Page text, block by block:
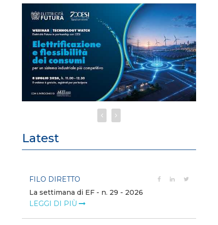
Latest
FILO DIRETTO
La settimana di EF - n. 29 - 2026
LEGGI DI PIÙ